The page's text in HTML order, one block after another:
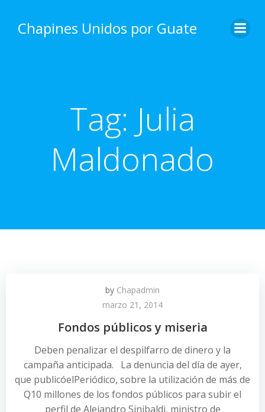
content
Chapines Unidos por Guate
Tag: Julia
Maldonado
by Chapadmin
marzo 21, 2014
Fondos públicos y miseria
Deben penalizar el despilfarro de dinero y la
campaña anticipada. La denuncia del día de ayer,
que publicóelPeriódico, sobre la utilización de más de
Q10 millones de los fondos públicos para subir el
perfil de Alejandro Sinibaldi, ministro de